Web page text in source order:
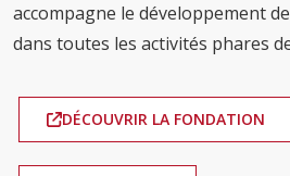
accompagne le développement
dans toutes les activités phares de
DÉCOUVRIR LA FONDATION